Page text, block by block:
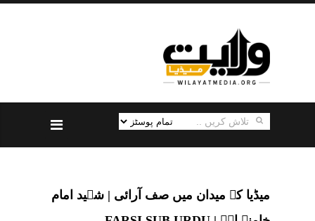
میڈیا کے میدان میں صف آرائی | شہید امام